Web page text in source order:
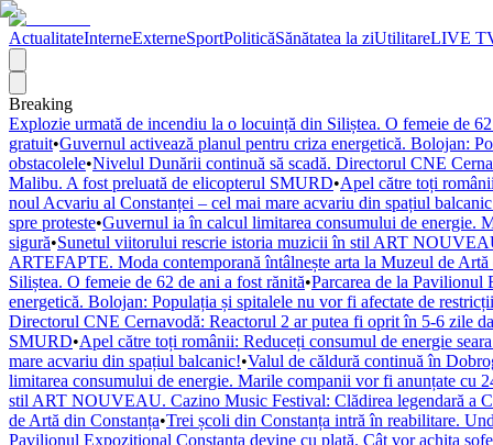
ActualitateInterneExterneSportPoliticăSănătatea la ziUtilitareLIVE
Breaking
Explozie urmată de incendiu la o locuință din Siliștea. O femeie de
gratuit•Guvernul activează planul pentru criza energetică. Bolojan:
obstacolele•Nivelul Dunării continuă să scadă. Directorul CNE
Malibu. A fost preluată de elicopterul SMURD•Apel către toți
noul Acvariu al Constanței – cel mai mare acvariu din spațiul
spre proteste•Guvernul ia în calcul limitarea consumului de energie.
sigură•Sunetul viitorului rescrie istoria muzicii în stil ART
ARTEFAPTE. Moda contemporană întâlnește arta la Muzeul de Artă
Siliștea. O femeie de 62 de ani a fost rănită•Parcarea de la Pavilionul
energetică. Bolojan: Populația și spitalele nu vor fi afectate de restricții
Directorul CNE Cernavodă: Reactorul 2 ar putea fi oprit în 5-6 zile
SMURD•Apel către toți românii: Reduceți consumul de energie
mare acvariu din spațiul balcanic!•Valul de căldură continuă în
limitarea consumului de energie. Marile companii vor fi anunțate cu
stil ART NOUVEAU. Cazino Music Festival: Clădirea legendară a
de Artă din Constanța•Trei școli din Constanța intră în reabilitare.
Pavilionul Expozițional Constanța devine cu plată. Cât vor achita